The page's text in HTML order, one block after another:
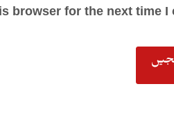
browser for the next time I